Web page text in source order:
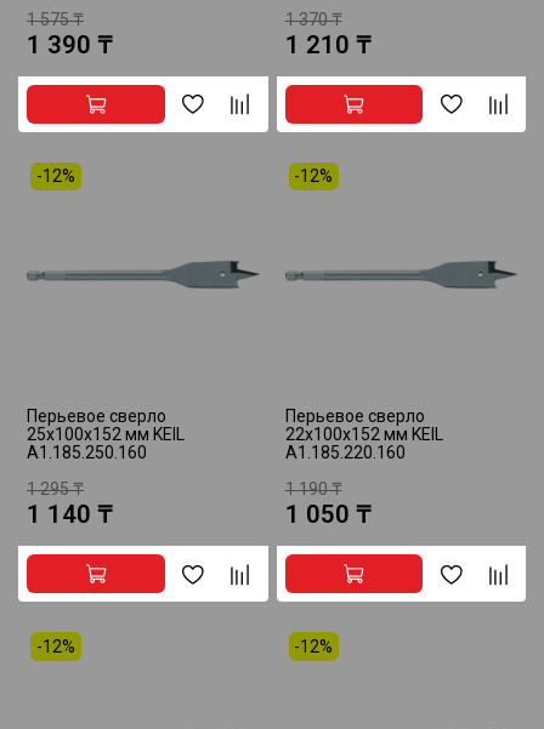
1 575 ₸
1 390 ₸
1 370 ₸
1 210 ₸
-12%
Перьевое сверло
25х100х152 мм KEIL
A1.185.250.160
1 295 ₸
1 140 ₸
-12%
Перьевое сверло
22х100х152 мм KEIL
A1.185.220.160
1 190 ₸
1 050 ₸
-12% -12%